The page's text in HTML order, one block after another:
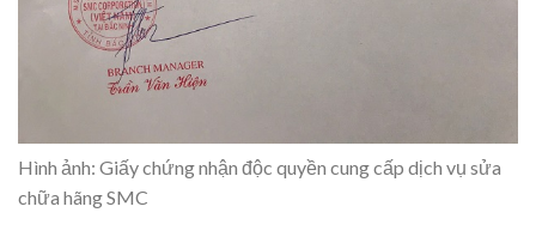
Hình ảnh: Giấy chứng nhận độc quyền cung cấp dịch vụ sửa
chữa hãng SMC